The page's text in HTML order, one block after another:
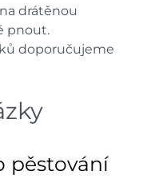
drátěnou
pnout.
doporučujeme
pěstování